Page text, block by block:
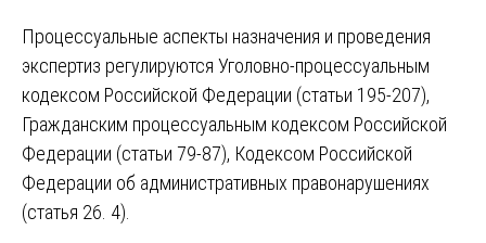
Процессуальные аспекты назначения и проведения
экспертиз регулируются Уголовно-процессуальным
кодексом Российской Федерации (статьи 195-207),
Гражданским процессуальным кодексом Российской
Федерации (статьи 79-87), Кодексом Российской
Федерации об административных правонарушениях
(статья 26. 4).